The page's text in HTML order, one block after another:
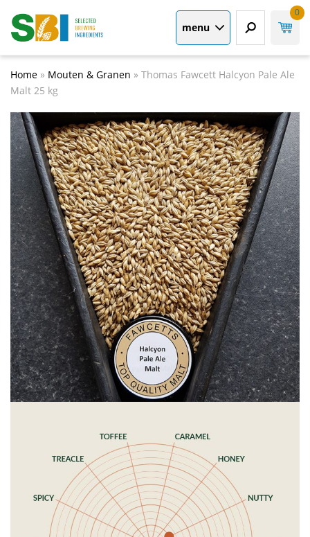
menu
0
Home » Mouten & Granen » Thomas Fawcett Halcyon Pale Ale
Malt 25 kg